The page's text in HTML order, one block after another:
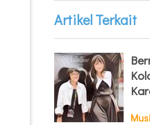
Artikel Terkait